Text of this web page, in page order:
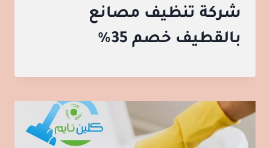
شركة تنظيف مصانع
بالقطيف خصم 35%